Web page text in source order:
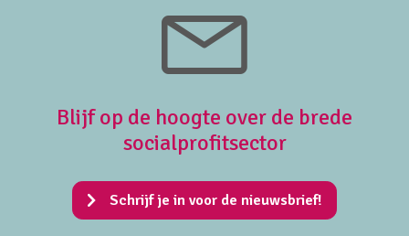
Blijf op de hoogte over de brede
socialprofitsector
Schrijf je in voor de nieuwsbrief!